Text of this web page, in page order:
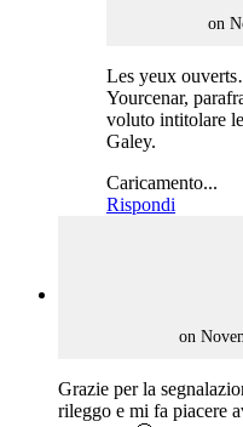
on
Les yeux
Yourcenar,
voluto intitolare
Galey.
Caricamento...
Rispondi
on
Grazie per la
rileggo e mi fa piacere